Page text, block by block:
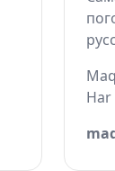
Har